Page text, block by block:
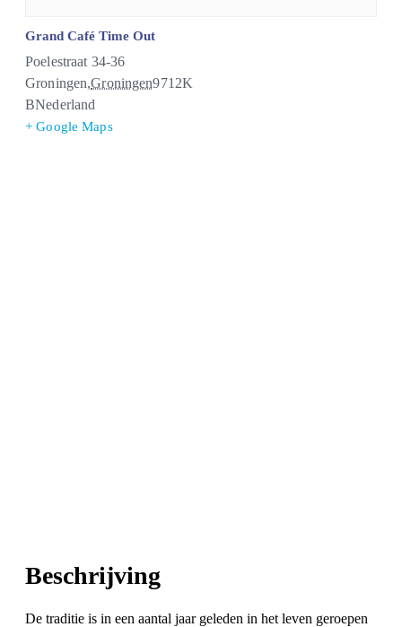
Grand Café Time Out
Poelestraat 34-36
Groningen,Groningen9712K
BNederland
+ Google Maps
Beschrijving
De traditie is in een aantal jaar geleden in het leven geroepen